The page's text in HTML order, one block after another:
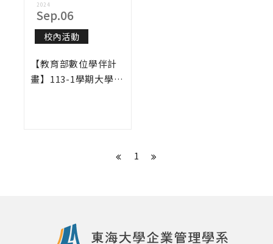
2024
Sep.06
校內活動
【教育部數位學伴計
畫】113-1學期大學伴
1